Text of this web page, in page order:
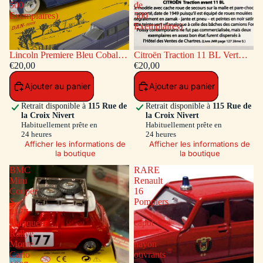
500
Exemplaires)
Lincoln Premiere Bleu Cobalt
(Série de 500 Exemplaires)
€20,00
Ajouter au panier
Retrait disponible à 115 Rue de
la Croix Nivert
Habituellement prête en
24 heures
Afficher les informations de
la boutique
de
500
Exemplaires)
Citroën Traction 11 BL Vert
(Série de 500 Exemplaires)
€20,00
Ajouter au panier
Retrait disponible à 115 Rue de
la Croix Nivert
Habituellement prête en
24 heures
Afficher les informations de
la boutique
BMC
Mini
Cooper
S
#177
Vainqueur
Rallye
Monte
Carlo
RARE
Renault
16
Pompiers
-
capot
et
hayon
ouvrants